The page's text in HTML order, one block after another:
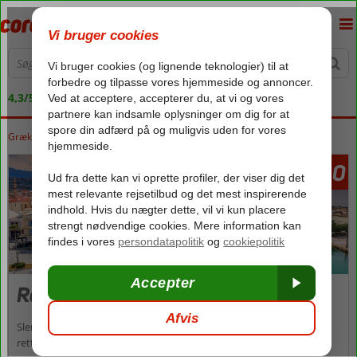
4,3/5 på Trustpilot
Forside
Grækenland Kreta Kreta Rethymnon
fra 2960
Rethymnon
Slentre afslappet gennem smalle gader, spis lækre typisk græske
retter i restauranter fulde af atmosfære, og køb de dejligste